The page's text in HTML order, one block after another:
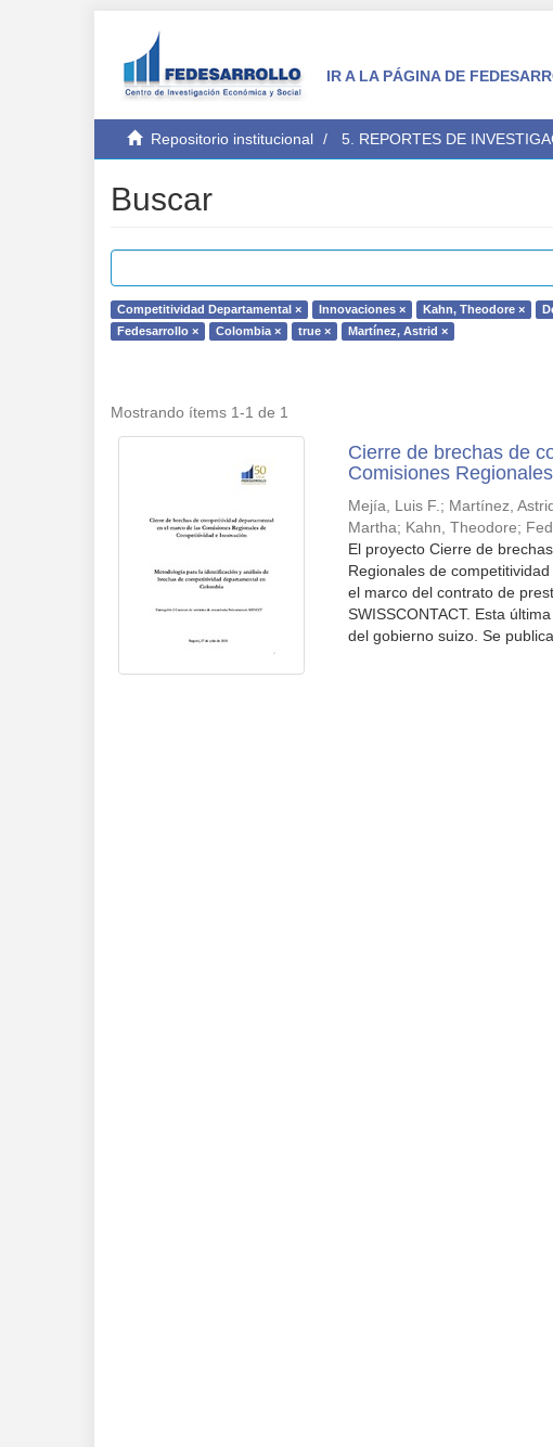
IR A LA PÁGINA DE
Repositorio institucional 5. REPORTES DE
Buscar
Competitividad Departamental × Innovaciones × Kahn, Theodore ×
Fedesarrollo ×
Colombia × true × Martínez, Astrid ×
Mostrando ítems 1-1 de 1
Cierre de brechas de
Comisiones
Mejía, Luis F.; Martínez, Astrid
Martha; Kahn, Theodore;
El proyecto Cierre de
Regionales de
el marco del contrato de
SWISSCONTACT. Esta
del gobierno suizo. Se